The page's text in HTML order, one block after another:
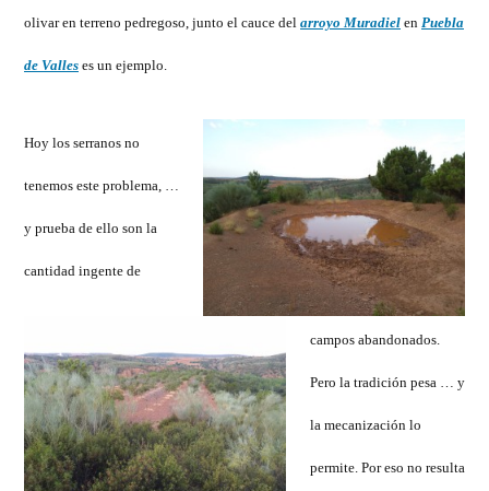
olivar en terreno pedregoso, junto el cauce delarroyo MuradielenPuebla
de Valleses un ejemplo.
Hoy los serranos no
tenemos este problema, …
y prueba de ello son la
cantidad ingente de
campos abandonados.
Pero la tradición pesa … y
la mecanización lo
permite. Por eso no resulta